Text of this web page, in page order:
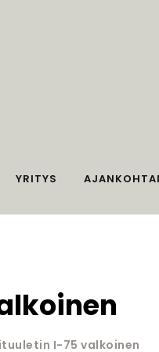
YRITYS
I-75 valkoinen